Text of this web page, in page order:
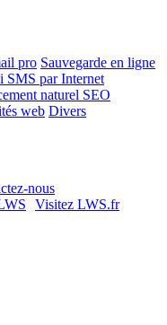
pro Sauvegarde en ligne
SMS par Internet
naturel SEO
web Divers
nous
Visitez LWS.fr